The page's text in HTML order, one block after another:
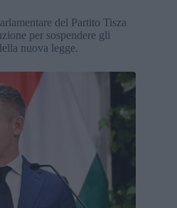
del Partito Tisza
per sospendere gli
nuova legge.